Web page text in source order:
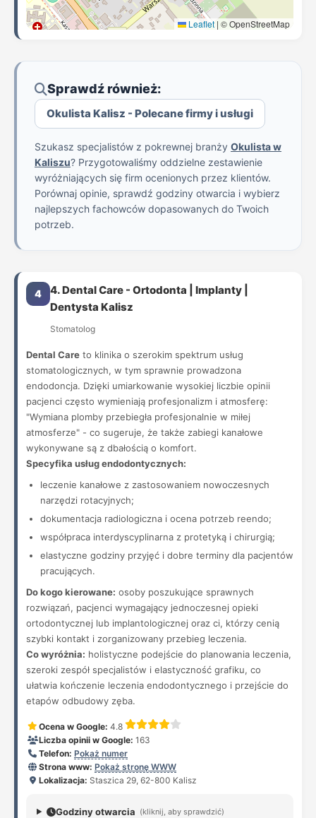
Leaflet | © OpenStreetMap
Sprawdź również:
Okulista Kalisz - Polecane firmy i usługi
Szukasz specjalistów z pokrewnej branży Okulista w
Kaliszu? Przygotowaliśmy oddzielne zestawienie
wyróżniających się firm ocenionych przez klientów.
Porównaj opinie, sprawdź godziny otwarcia i wybierz
najlepszych fachowców dopasowanych do Twoich
potrzeb.
4
4. Dental Care - Ortodonta | Implanty |
Dentysta Kalisz
Stomatolog
Dental Care to klinika o szerokim spektrum usług
stomatologicznych, w tym sprawnie prowadzona
endodoncja. Dzięki umiarkowanie wysokiej liczbie opinii
pacjenci często wymieniają profesjonalizm i atmosferę:
"Wymiana plomby przebiegła profesjonalnie w miłej
atmosferze" - co sugeruje, że także zabiegi kanałowe
wykonywane są z dbałością o komfort.
Specyfika usług endodontycznych:
leczenie kanałowe z zastosowaniem nowoczesnych
narzędzi rotacyjnych;
dokumentacja radiologiczna i ocena potrzeb reendo;
współpraca interdyscyplinarna z protetyką i chirurgią;
elastyczne godziny przyjęć i dobre terminy dla pacjentów
pracujących.
Do kogo kierowane: osoby poszukujące sprawnych
rozwiązań, pacjenci wymagający jednoczesnej opieki
ortodontycznej lub implantologicznej oraz ci, którzy cenią
szybki kontakt i zorganizowany przebieg leczenia.
Co wyróżnia: holistyczne podejście do planowania leczenia,
szeroki zespół specjalistów i elastyczność grafiku, co
ułatwia kończenie leczenia endodontycznego i przejście do
etapów odbudowy zęba.
Ocena w Google: 4.8
Liczba opinii w Google: 163
Telefon: Pokaż numer
Strona www: Pokaż stronę WWW
Lokalizacja: Staszica 29, 62-800 Kalisz
Godziny otwarcia (kliknij, aby sprawdzić)